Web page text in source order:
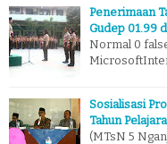
Penerimaan
Gudep 01.99
Normal 0
Sosialisasi
Tahun
(MTsN 5